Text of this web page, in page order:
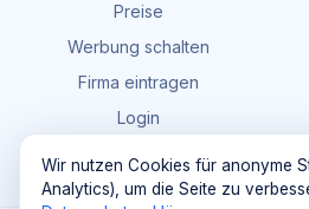
Preise
Werbung schalten
Firma eintragen
Login
Wir nutzen Cookies für anonyme
Analytics), um die Seite zu